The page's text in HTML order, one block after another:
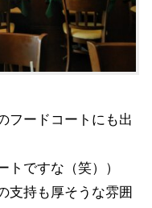
フードコートにも出
トですな（笑））
支持も厚そうな雰囲